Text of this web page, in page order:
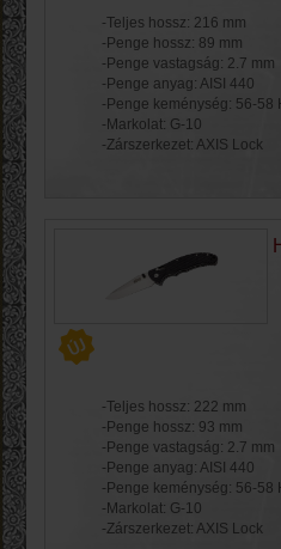
-Teljes hossz: 216 mm
-Penge hossz: 89 mm
-Penge vastagság: 2.7 mm
-Penge anyag: AISI 440
-Penge keménység: 56-58
-Markolat: G-10
-Zárszerkezet: AXIS Lock
-Teljes hossz: 222 mm
-Penge hossz: 93 mm
-Penge vastagság: 2.7 mm
-Penge anyag: AISI 440
-Penge keménység: 56-58
-Markolat: G-10
-Zárszerkezet: AXIS Lock